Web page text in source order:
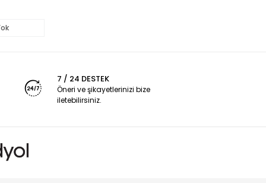
7 / 24 DESTEK
Öneri ve şikayetlerinizi bize
iletebilirsiniz.